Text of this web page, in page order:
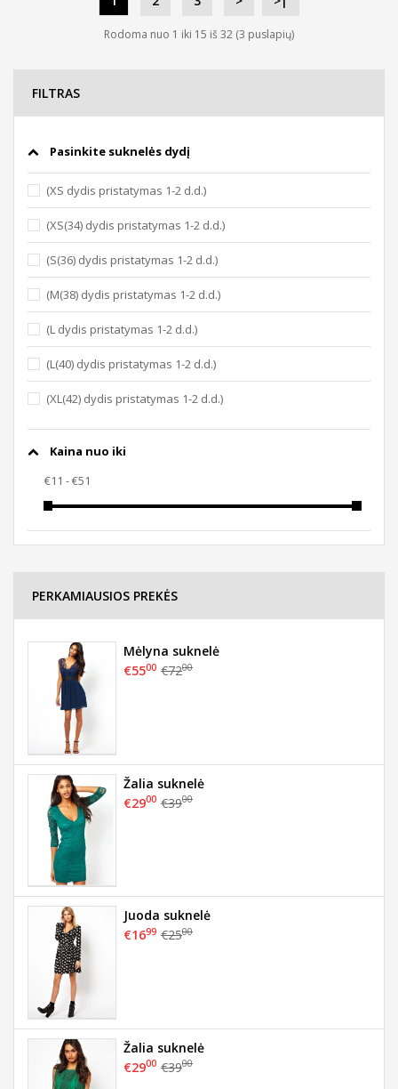
Rodoma nuo 1 iki 15 iš 32 (3 puslapių)
FILTRAS
Pasinkite suknelės dydį
(XS dydis pristatymas 1-2 d.d.)
(XS(34) dydis pristatymas 1-2 d.d.)
(S(36) dydis pristatymas 1-2 d.d.)
(M(38) dydis pristatymas 1-2 d.d.)
(L dydis pristatymas 1-2 d.d.)
(L(40) dydis pristatymas 1-2 d.d.)
(XL(42) dydis pristatymas 1-2 d.d.)
Kaina nuo iki
PERKAMIAUSIOS PREKĖS
Mėlyna suknelė
€5500 €7200
Žalia suknelė
€2900 €3900
Juoda suknelė
€1699 €2500
Žalia suknelė
€2900 €3900